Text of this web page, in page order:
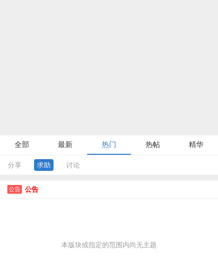
全部 最新 热门 热帖 精华
分享 求助 讨论
公告 公告
本版块或指定的范围内尚无主题